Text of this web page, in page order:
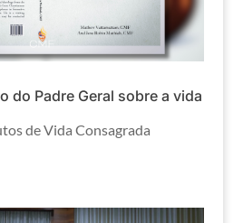
do Padre Geral sobre a vida
de Vida Consagrada